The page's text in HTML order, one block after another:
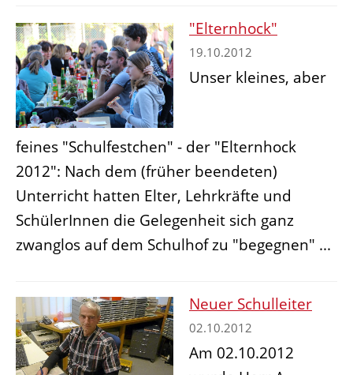
"Elternhock"
19.10.2012
Unser kleines, aber
feines "Schulfestchen" - der "Elternhock
2012": Nach dem (früher beendeten)
Unterricht hatten Elter, Lehrkräfte und
SchülerInnen die Gelegenheit sich ganz
zwanglos auf dem Schulhof zu "begegnen" ...
Neuer Schulleiter
02.10.2012
Am 02.10.2012